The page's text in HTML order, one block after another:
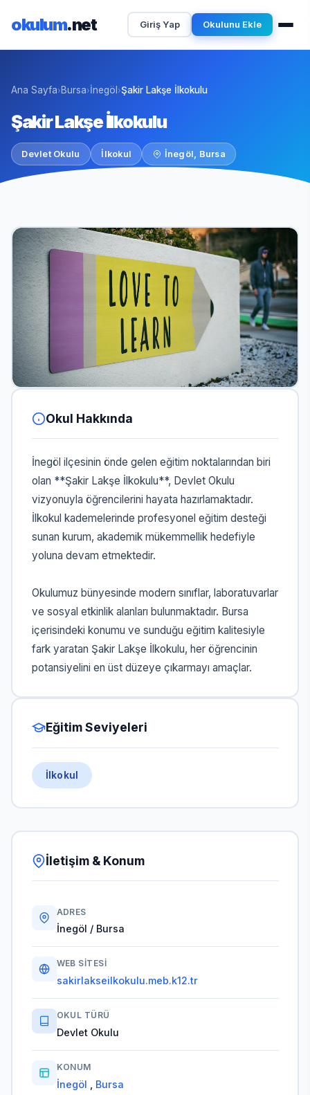
okulum.net Giriş Yap Okulunu Ekle
Ana Sayfa› Bursa›İnegöl ›Şakir Lakşe İlkokulu
Şakir Lakşe İlkokulu
Devlet Okulu İlkokul İnegöl, Bursa
Okul Hakkında
İnegöl ilçesinin önde gelen eğitim noktalarından biri
olan **Şakir Lakşe İlkokulu**, Devlet Okulu
vizyonuyla öğrencilerini hayata hazırlamaktadır.
İlkokul kademelerinde profesyonel eğitim desteği
sunan kurum, akademik mükemmellik hedefiyle
yoluna devam etmektedir.
Okulumuz bünyesinde modern sınıflar, laboratuvarlar
ve sosyal etkinlik alanları bulunmaktadır. Bursa
içerisindeki konumu ve sunduğu eğitim kalitesiyle
fark yaratan Şakir Lakşe İlkokulu, her öğrencinin
potansiyelini en üst düzeye çıkarmayı amaçlar.
Eğitim Seviyeleri
İlkokul
İletişim & Konum
ADRES
İnegöl / Bursa
WEB SITESI
sakirlakseilkokulu.meb.k12.tr
OKUL TÜRÜ
Devlet Okulu
KONUM
İnegöl Bursa